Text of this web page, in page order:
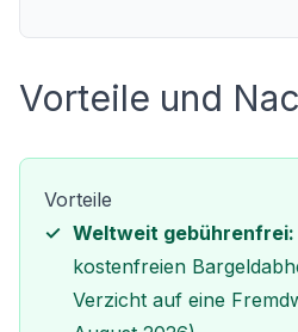
Vorteile und
Vorteile
Weltweit gebührenfrei:
kostenfreien
Verzicht auf eine